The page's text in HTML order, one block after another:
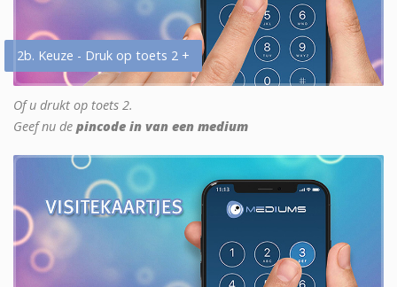
2b. Keuze - Druk op toets 2 +
Of u drukt op toets 2.
Geef nu de pincode in van een medium